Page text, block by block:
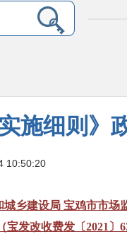
施细则》
10:50:20
乡建设局 宝鸡市市场
发改收费发〔2021〕